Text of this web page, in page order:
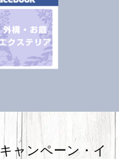
ャンペーン・イ